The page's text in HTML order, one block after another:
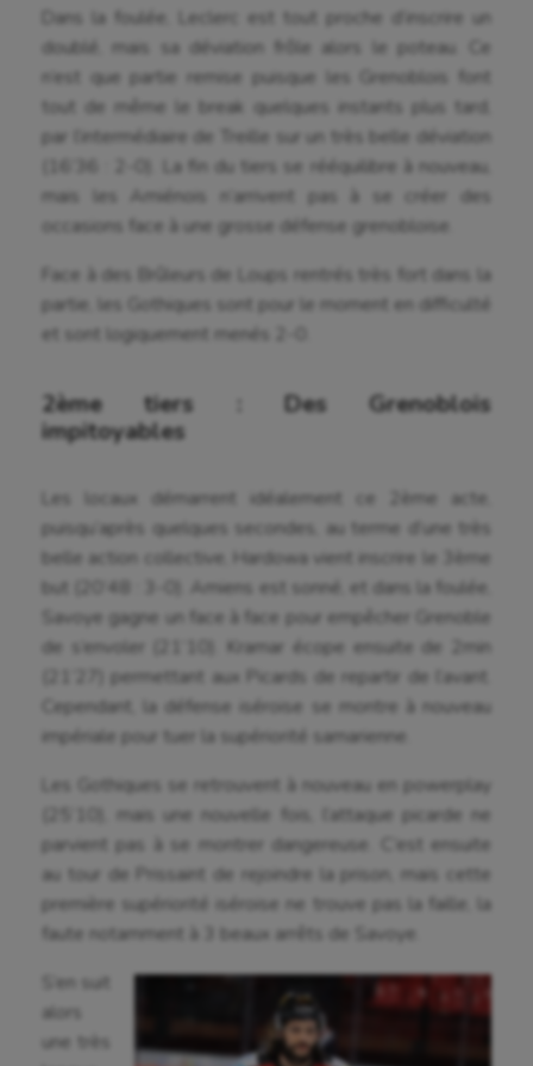
Aéronautique
Athlétisme
Auto
Aviron
Ballon au poing
Dans la foulée, Leclerc est tout proche d’inscrire un
doublé, mais sa déviation frôle alors le poteau. Ce
n’est que partie remise puisque les Grenoblois font
tout de même le break quelques instants plus tard,
par l’intermédiaire de Treille sur un très belle déviation
(16’36 : 2-0). La fin du tiers se rééquilibre à nouveau,
mais les Amiénois n’arrivent pas à se créer des
occasions face à une grosse défense grenobloise.
Face à des Brûleurs de Loups rentrés très fort dans la
partie, les Gothiques sont pour le moment en difficulté
et sont logiquement menés 2-0.
2ème tiers : Des Grenoblois
impitoyables
Les locaux démarrent idéalement ce 2ème acte,
puisqu’après quelques secondes, au terme d’une très
belle action collective, Hardowa vient inscrire le 3ème
but (20’48 : 3-0). Amiens est sonné, et dans la foulée,
Savoye gagne un face à face pour empêcher Grenoble
de s’envoler (21’10). Kramar écope ensuite de 2min
(21’27) permettant aux Picards de repartir de l’avant.
Cependant, la défense iséroise se montre à nouveau
impériale pour tuer la supériorité samarienne.
Les Gothiques se retrouvent à nouveau en powerplay
(25’10), mais une nouvelle fois, l’attaque picarde ne
parvient pas à se montrer dangereuse. C’est ensuite
au tour de Prissaint de rejoindre la prison, mais cette
première supériorité iséroise ne trouve pas la faille, la
faute notamment à 3 beaux arrêts de Savoye.
S’en suit
alors
une très